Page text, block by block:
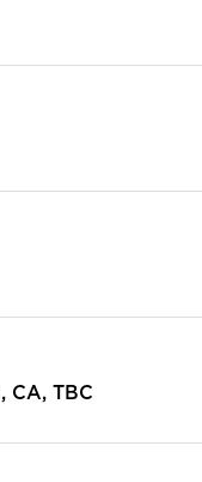
CA, TBC